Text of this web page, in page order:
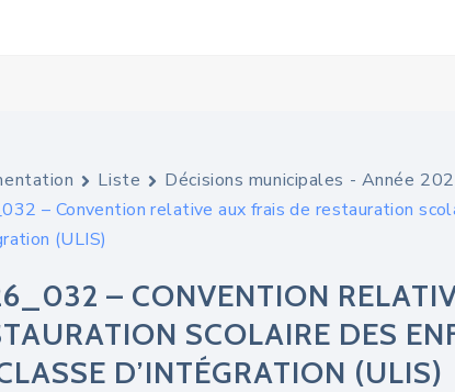
Liste
Décisions municipales - Année
– Convention relative aux frais de restauration
(ULIS)
– CONVENTION
SCOLAIRE DES
D’INTÉGRATION (ULIS)